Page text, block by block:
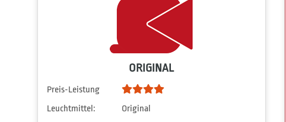
ORIGINAL
Preis-Leistung
Leuchtmittel:
Original